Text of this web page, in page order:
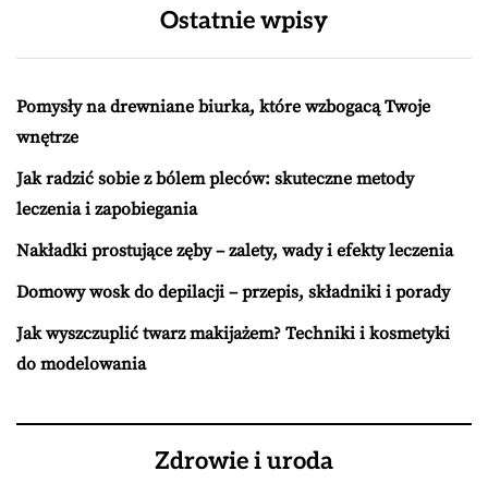
Ostatnie wpisy
Pomysły na drewniane biurka, które wzbogacą Twoje
wnętrze
Jak radzić sobie z bólem pleców: skuteczne metody
leczenia i zapobiegania
Nakładki prostujące zęby – zalety, wady i efekty leczenia
Domowy wosk do depilacji – przepis, składniki i porady
Jak wyszczuplić twarz makijażem? Techniki i kosmetyki
do modelowania
Zdrowie i uroda